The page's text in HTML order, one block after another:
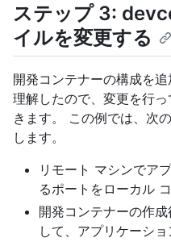
ステップ 3:
イルを変更する
開発コンテナーの構成を
理解したので、変更を行
きます。 この例では、次
します。
リモート マシンでア
るポートをローカル
開発コンテナーの作成
して、アプリケーシ